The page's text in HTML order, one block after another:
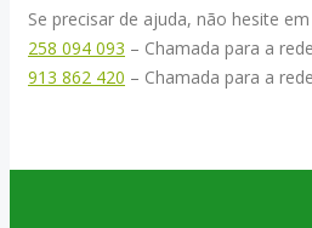
Se precisar de ajuda, não hesite
258 094 093 – Chamada para a
913 862 420 – Chamada para a